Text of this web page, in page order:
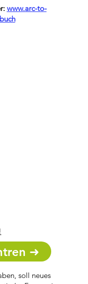
www.arc-to-
➜
soll neues